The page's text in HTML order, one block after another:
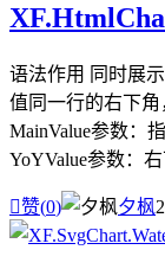
语法作用 同时展
值同一行的右下角
MainValue参数：
YoYValue参数：
赞(0) 夕枫